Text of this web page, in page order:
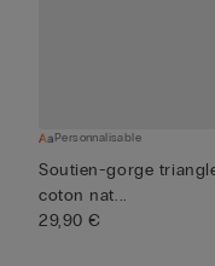
Personnalisable
Soutien-gorge
coton nat...
29,90 €